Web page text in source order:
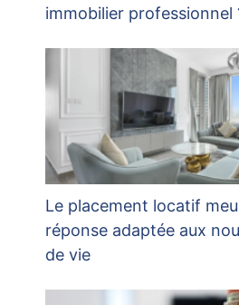
immobilier professionnel
Le placement locatif
réponse adaptée aux
de vie